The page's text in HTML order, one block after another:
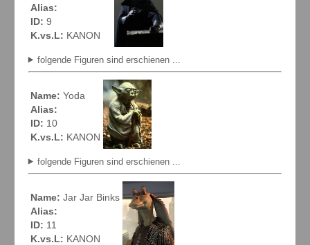
Alias:
ID: 9
K.vs.L: KANON
folgende Figuren sind erschienen ...
Name: Yoda
Alias:
ID: 10
K.vs.L: KANON
folgende Figuren sind erschienen ...
Name: Jar Jar Binks
Alias:
ID: 11
K.vs.L: KANON